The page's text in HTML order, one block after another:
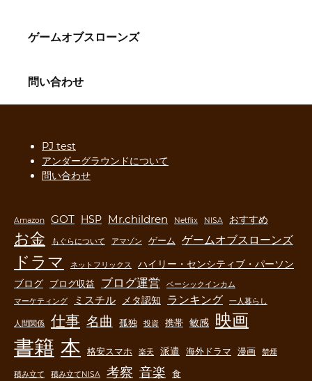
ゲームオブスローンズ
問い合わせ
PJ test
アンダーグラウンドについて
問い合わせ
Amazon GOT HSP Mr.children Netflix NISA おすすめ
お金 もぐらについて アマゾン ゲーム ゲームオブスローンズ
ドラマ ネットフリックス
ハイリー・センシティブ・パーソン
ブログ
ブログ収益 ブログ運営
ベーシックインカム
マーケティング
ミスチル メタ認知 ランキング 一人暮らし
人間関係 仕事 名曲 孤独 投資 携帯 敏感 映画
書籍 本 格安スマホ 楽天 派遣 海外ドラマ 漫画 禁煙
積み立て 積み立てNISA 考察 音楽 食